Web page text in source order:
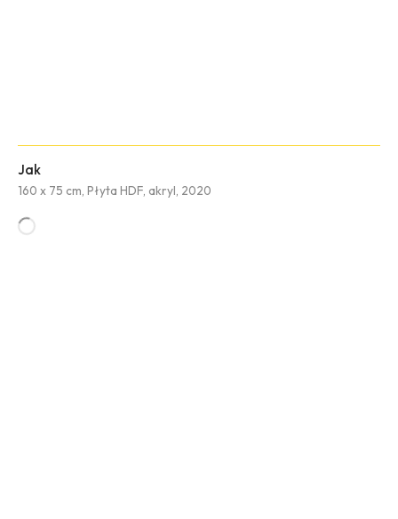
Jak
160 x 75 cm, Płyta HDF, akryl, 2020